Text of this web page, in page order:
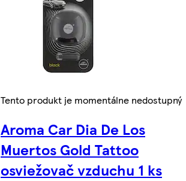
Tento produkt je momentálne nedostupný
Aroma Car Dia De Los
Muertos Gold Tattoo
osviežovač vzduchu 1 ks